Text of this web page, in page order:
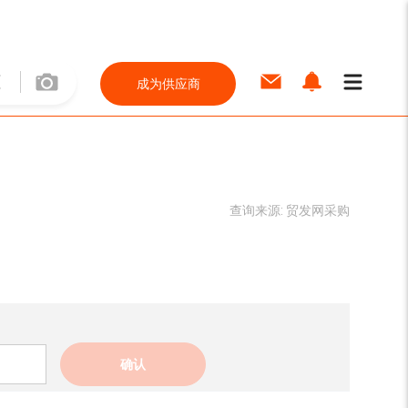
成为供应商
查询来源: 贸发网采购
确认